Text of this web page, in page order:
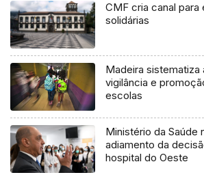
CMF cria canal para
solidárias
Madeira sistematiza
vigilância e
escolas
Ministério da Saúde
adiamento da
hospital do Oeste